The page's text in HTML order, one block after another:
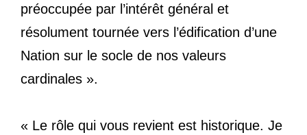
préoccupée par l’intérêt général et
résolument tournée vers l’édification d’une
Nation sur le socle de nos valeurs
cardinales ».
« Le rôle qui vous revient est historique. Je